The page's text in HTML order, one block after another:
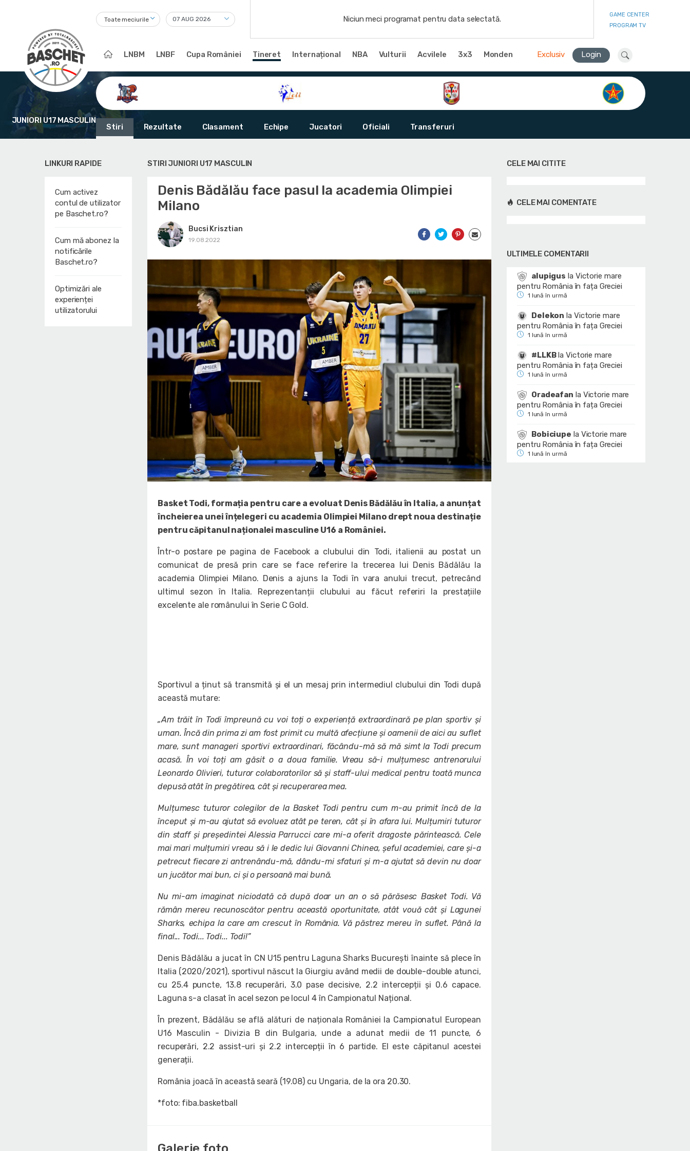
Toate meciurile Niciun meci programat pentru data selectată.
GAME CENTER
PROGRAM TV
LNBM LNBF Cupa României Tineret Internațional NBA Vulturii Acvilele 3x3 Monden Exclusiv Login
JUNIORI U17 MASCULIN
Stiri Rezultate Clasament Echipe Jucatori Oficiali Transferuri
LINKURI RAPIDE
Cum activez
contul de utilizator
pe Baschet.ro?
Cum mă abonez la
notificările
Baschet.ro?
Optimizări ale
experienței
utilizatorului
STIRI JUNIORI U17 MASCULIN
Denis Bădălău face pasul la academia Olimpiei
Milano
Bucsi Krisztian
19.08.2022
Basket Todi, formația pentru care a evoluat Denis Bădălău în Italia, a anunțat
încheierea unei înțelegeri cu academia Olimpiei Milano drept noua destinație
pentru căpitanul naționalei masculine U16 a României.
Într-o postare pe pagina de Facebook a clubului din Todi, italienii au postat un
comunicat de presă prin care se face referire la trecerea lui Denis Bădălău la
academia Olimpiei Milano. Denis a ajuns la Todi în vara anului trecut, petrecând
ultimul sezon în Italia. Reprezentanții clubului au făcut referiri la prestațiile
excelente ale românului în Serie C Gold.
Sportivul a ținut să transmită și el un mesaj prin intermediul clubului din Todi după
această mutare:
„Am trăit în Todi împreună cu voi toți o experiență extraordinară pe plan sportiv și
uman. Încă din prima zi am fost primit cu multă afecțiune și oamenii de aici au suflet
mare, sunt manageri sportivi extraordinari, făcându-mă să mă simt la Todi precum
acasă. În voi toți am găsit o a doua familie. Vreau să-i mulțumesc antrenorului
Leonardo Olivieri, tuturor colaboratorilor să și staff-ului medical pentru toată munca
depusă atât în pregătirea, cât și recuperarea mea.
Mulțumesc tuturor colegilor de la Basket Todi pentru cum m-au primit încă de la
început și m-au ajutat să evoluez atât pe teren, cât și în afara lui. Mulțumiri tuturor
din staff și președintei Alessia Parrucci care mi-a oferit dragoste părintească. Cele
mai mari mulțumiri vreau să i le dedic lui Giovanni Chinea, șeful academiei, care și-a
petrecut fiecare zi antrenându-mă, dându-mi sfaturi și m-a ajutat să devin nu doar
un jucător mai bun, ci și o persoană mai bună.
Nu mi-am imaginat niciodată că după doar un an o să părăsesc Basket Todi. Vă
rămân mereu recunoscător pentru această oportunitate, atât vouă cât și Lagunei
Sharks, echipa la care am crescut în România. Vă păstrez mereu în suflet. Până la
final... Todi... Todi... Todi!”
Denis Bădălău a jucat în CN U15 pentru Laguna Sharks București înainte să plece în
Italia (2020/2021), sportivul născut la Giurgiu având medii de double-double atunci,
cu 25.4 puncte, 13.8 recuperări, 3.0 pase decisive, 2.2 intercepții și 0.6 capace.
Laguna s-a clasat în acel sezon pe locul 4 în Campionatul Național.
În prezent, Bădălău se află alături de naționala României la Campionatul European
U16 Masculin - Divizia B din Bulgaria, unde a adunat medii de 11 puncte, 6
recuperări, 2.2 assist-uri și 2.2 intercepții în 6 partide. El este căpitanul acestei
generații.
România joacă în această seară (19.08) cu Ungaria, de la ora 20.30.
*foto: fiba.basketball
CELE MAI CITITE
CELE MAI COMENTATE
ULTIMELE COMENTARII
alupigus la Victorie mare
pentru România în fața Greciei
1 lună în urmă
Delekon la Victorie mare
pentru România în fața Greciei
1 lună în urmă
#LLKBlaVictorie mare
pentru România în fața Greciei
1 lună în urmă
Oradeafan la Victorie mare
pentru România în fața Greciei
1 lună în urmă
Bobiciupe la Victorie mare
pentru România în fața Greciei
1 lună în urmă